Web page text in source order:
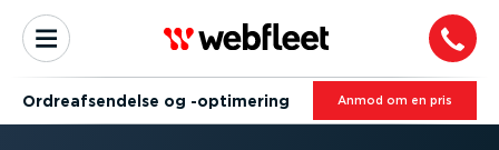
Ordre­af­sen­delse og -optimering Anmod om en pris